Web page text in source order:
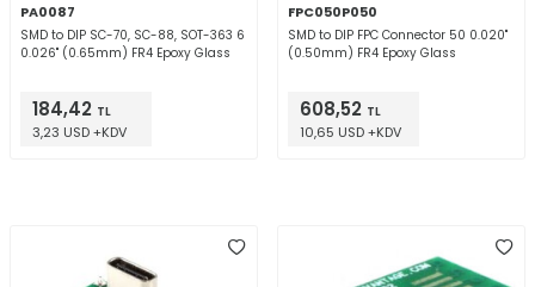
PA0087
SMD to DIP SC-70, SC-88, SOT-363 6
0.026" (0.65mm) FR4 Epoxy Glass
184,42 TL
3,23 USD +KDV
FPC050P050
SMD to DIP FPC Connector 50 0.020"
(0.50mm) FR4 Epoxy Glass
608,52 TL
10,65 USD +KDV